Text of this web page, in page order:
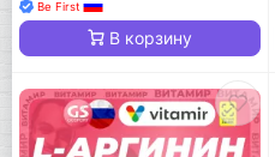
Be First
В корзину